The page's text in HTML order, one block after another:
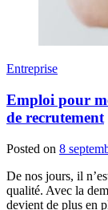
Entreprise
Emploi pour
de recrutement
Posted on 8
De nos jours, il
qualité. Avec la
devient de plus en